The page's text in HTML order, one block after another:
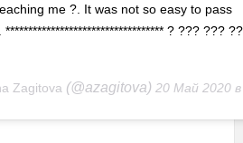
me ?. It was not so easy to pass
? ??? ???
Zagitova (@azagitova) 20 Май 2020 в 6:32